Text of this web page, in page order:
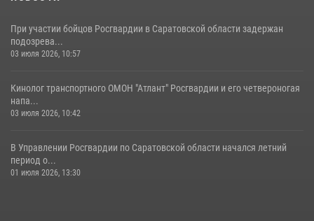
При участии бойцов Росгвардии в Саратовской области задержан
подозрева...
03 июля 2026, 10:57
Кинолог транспортного ОМОН "Атлант" Росгвардии и его четвероногая
напа...
03 июля 2026, 10:42
В Управлении Росгвардии по Саратовской области начался летний
период о...
01 июля 2026, 13:30